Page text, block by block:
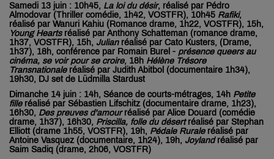
Samedi 13 juin : 10h45, La loi du désir, réalisé par Pédro
Almodovar (Thriller comédie, 1h42, VOSTFR), 10h45 Rafiki,
réalisé par Wanuri Kahiu (Romance drame, 1h22, VOSTFR), 15h,
Young Heartsréalisé par Anthony Schatteman (romance drame,
1h37, VOSTFR), 15h, Julianréalisé par Cato Kusters, (Drame,
1h37), 18h, conférence par Romain Burel - présence queers au
cinéma, se voir pour se croire, 18h Hélène Trésore
Transnationaleréalisé par Judith Abitbol (documentaire 1h34),
19h30, DJ set de Lüdmilla Stardust
Dimanche 14 juin : 14h, Séance de courts-métrages, 14h Petite
filleréalisé par Sébastien Lifschitz (documentaire drame, 1h23),
16h30, Des preuves d'amourréalisé par Alice Douard (comédie
drame, 1h37), 16h30, Priscilla, folle du désertréalisé par Stephan
Elliott (drame 1h55, VOSTFR), 19h, Pédale Ruraleréalisé par
Antoine Vasquez (documentaire, 1h24), 19h, Joyland réalisé par
Saim Sadiq (drame, 2h06, VOSTFR)